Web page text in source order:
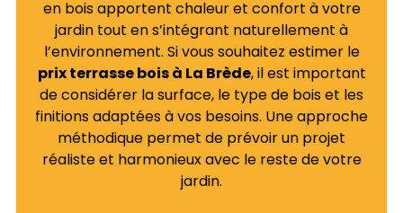
en bois apportent chaleur et confort à votre
jardin tout en s’intégrant naturellement à
l’environnement. Si vous souhaitez estimer le
prix terrasse bois à La Brède, il est important
de considérer la surface, le type de bois et les
finitions adaptées à vos besoins. Une approche
méthodique permet de prévoir un projet
réaliste et harmonieux avec le reste de votre
jardin.